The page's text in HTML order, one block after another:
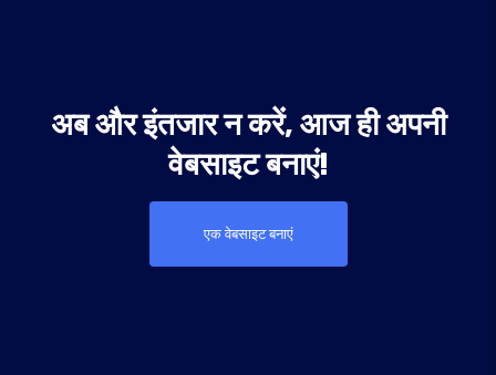
अब और इंतजार न करें, आज ही अपनी
वेबसाइट बनाएं!
एक वेबसाइट बनाएं